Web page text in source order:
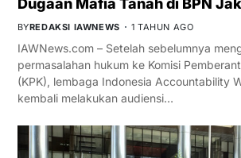
BYREDAKSI IAWNEWS 1 TAHUN AGO
IAWNews.com – Setelah sebelumnya
permasalahan hukum ke Komisi
(KPK), lembaga Indonesia Accountability
kembali melakukan audiensi…